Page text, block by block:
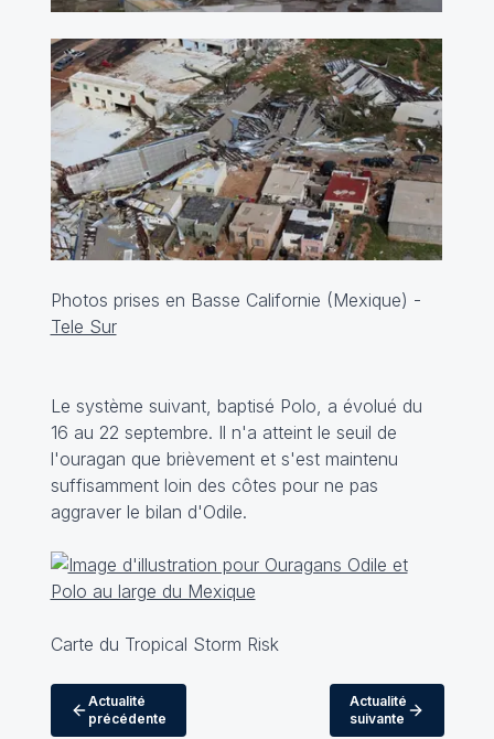
Photos prises en Basse Californie (Mexique) -
Tele Sur
Le système suivant, baptisé Polo, a évolué du
16 au 22 septembre. Il n'a atteint le seuil de
l'ouragan que brièvement et s'est maintenu
suffisamment loin des côtes pour ne pas
aggraver le bilan d'Odile.
Carte du Tropical Storm Risk
Actualité
précédente
Actualité
suivante